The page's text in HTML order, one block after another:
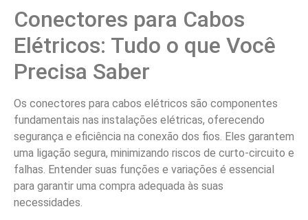
Conectores para Cabos
Elétricos: Tudo o que Você
Precisa Saber
Os conectores para cabos elétricos são componentes
fundamentais nas instalações elétricas, oferecendo
segurança e eficiência na conexão dos fios. Eles garantem
uma ligação segura, minimizando riscos de curto-circuito e
falhas. Entender suas funções e variações é essencial
para garantir uma compra adequada às suas
necessidades.